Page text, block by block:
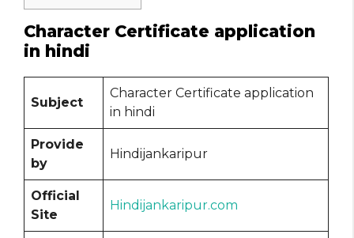
Character Certificate application
in hindi
Subject
Character Certificate application
in hindi
Provide
by
Hindijankaripur
Official
Site
Hindijankaripur.com